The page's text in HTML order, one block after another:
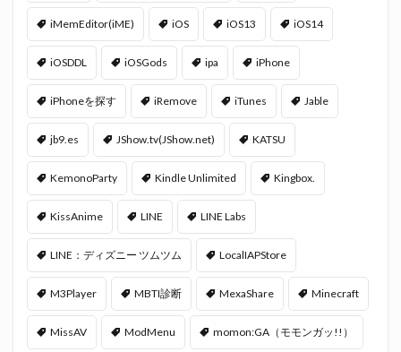
iMemEditor(iME) iOS iOS13 iOS14
iOSDDL iOSGods ipa iPhone
iPhoneを探す iRemove iTunes Jable
jb9.es JShow.tv(JShow.net) KATSU
KemonoParty Kindle Unlimited Kingbox.
KissAnime LINE LINE Labs
LINE：ディズニー ツムツム LocalIAPStore
M3Player MBTI診断 MexaShare Minecraft
MissAV ModMenu momon:GA（モモンガッ!!）